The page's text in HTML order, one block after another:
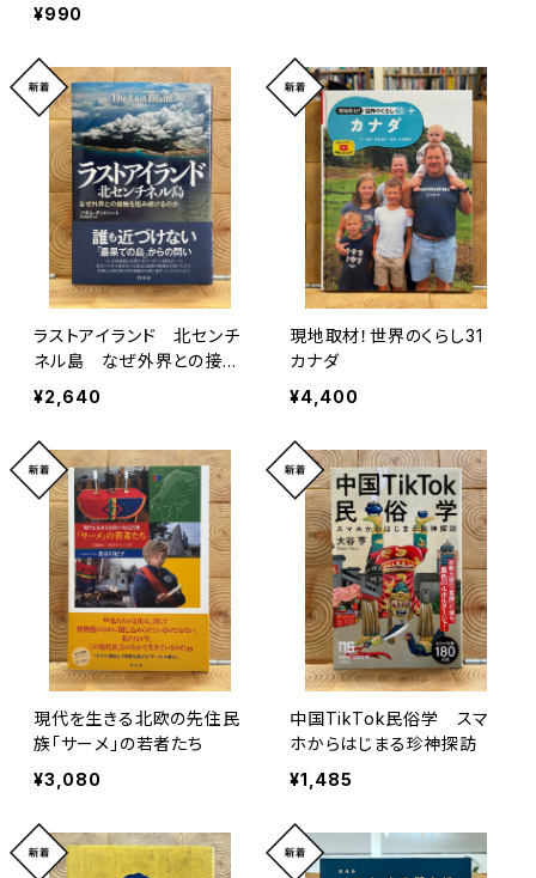
¥990
ラストアイランド 北センチ
ネル島 なぜ外界との接触
を拒み続けるのか
¥2,640
現地取材！世界のくらし31
カナダ
¥4,400
現代を生きる北欧の先住民
族「サーメ」の若者たち
¥3,080
中国TikTok民俗学 スマ
ホからはじまる珍神探訪
¥1,485